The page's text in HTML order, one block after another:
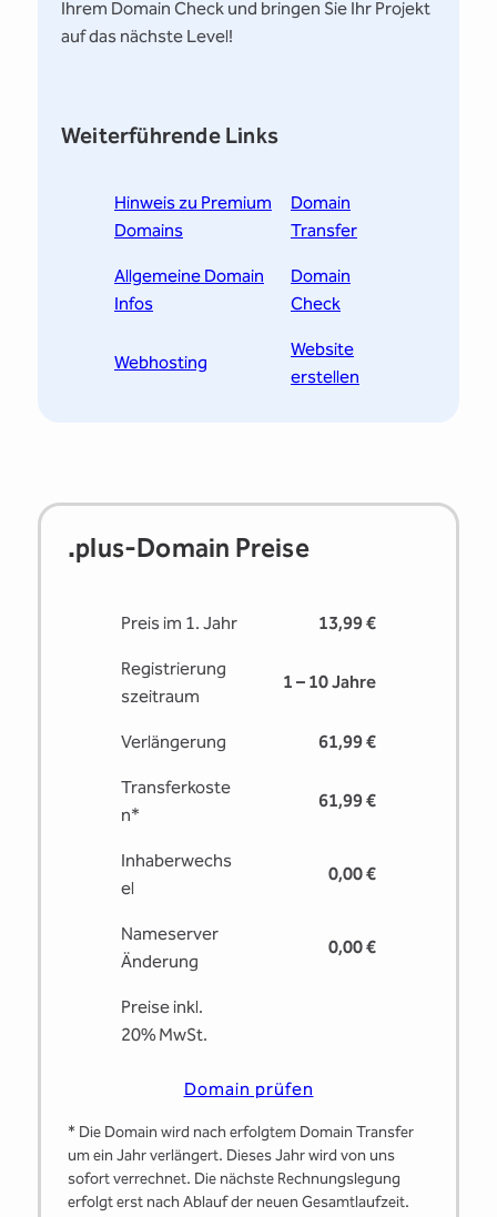
Ihrem Domain Check und bringen Sie Ihr Projekt
auf das nächste Level!
Weiterführende Links
Hinweis zu Premium
Domains
Domain
Transfer
Allgemeine Domain
Infos
Domain
Check
Webhosting
Website
erstellen
.plus-Domain Preise
Preis im 1. Jahr 13,99 €
Registrierung
s­zeitraum
1 – 10 Jahre
Verlängerung 61,99 €
Transferkoste
n*
61,99 €
Inhaberwechs
el
0,00 €
Nameserver
Änderung
0,00 €
Preise inkl.
20% MwSt.
Domain prüfen
* Die Domain wird nach erfolgtem Domain Transfer
um ein Jahr verlängert. Dieses Jahr wird von uns
sofort verrechnet. Die nächste Rechnungslegung
erfolgt erst nach Ablauf der neuen Gesamtlaufzeit.